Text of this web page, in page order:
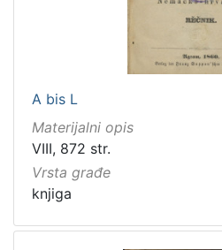
A bis L
Materijalni opis
VIII, 872 str.
Vrsta građe
knjiga